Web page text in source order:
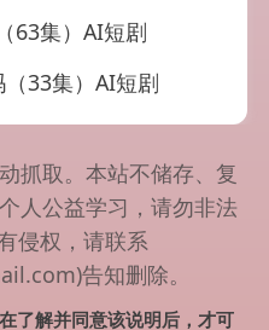
63集）AI短剧
33集）AI短剧
抓取。本站不储存、复
人公益学习，请勿非法
侵权，请联系
告知删除。
了解并同意该说明后，才可